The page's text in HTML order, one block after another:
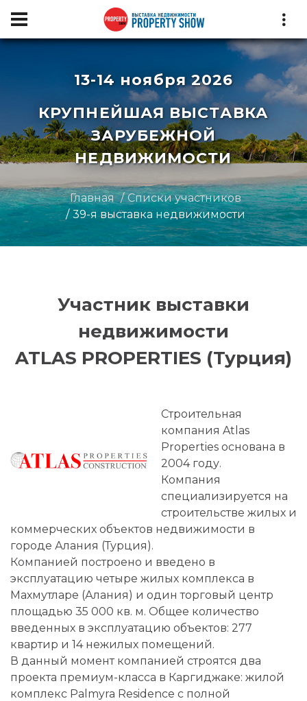
13-14 ноября 2026
КРУПНЕЙШАЯ ВЫСТАВКА
ЗАРУБЕЖНОЙ
НЕДВИЖИМОСТИ
Главная
Списки участников
39-я выставка недвижимости
Участник выставки
недвижимости
ATLAS PROPERTIES (Турция)
Строительная
компания Atlas
Properties основана в
2004 году.
Компания
специализируется на
строительстве жилых и
коммерческих объектов недвижимости в
городе Алания (Турция).
Компанией построено и введено в
эксплуатацию четыре жилых комплекса в
Махмутларе (Алания) и один торговый центр
площадью 35 000 кв. м. Общее количество
введенных в эксплуатацию объектов: 277
квартир и 14 нежилых помещений.
В данный момент компанией строятся два
проекта премиум-класса в Каргиджаке: жилой
комплекс Palmyra Residence с полной